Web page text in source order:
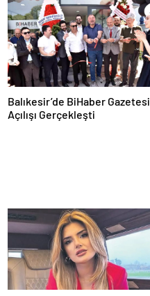
Balıkesir’de BiHaber Gazetesi
Açılışı Gerçekleşti